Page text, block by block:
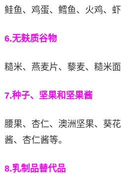
鲑鱼、鸡蛋、鳕鱼、火鸡、虾
6.无麸质谷物
糙米、燕麦片、藜麦、糙米面
7.种子、坚果和坚果酱
腰果、杏仁、澳洲坚果、葵
酱、杏仁酱等。
8.乳制品替代品